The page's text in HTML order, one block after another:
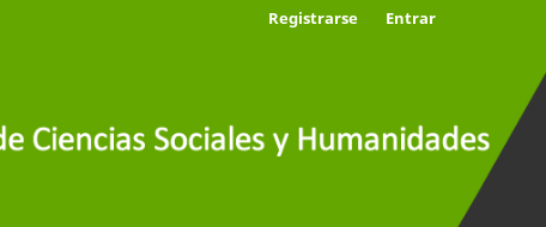
Registrarse Entrar